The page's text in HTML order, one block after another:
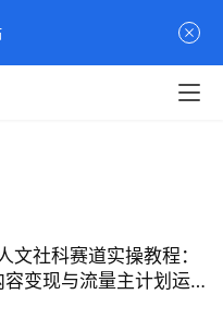
文社科赛道实操教程：
变现与流量主计划运